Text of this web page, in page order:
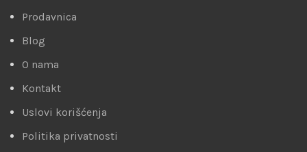
Prodavnica
Blog
O nama
Kontakt
Uslovi korišćenja
Politika privatnosti